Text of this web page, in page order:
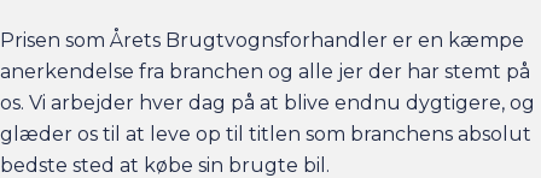
Prisen som Årets Brugtvognsforhandler er en kæmpe
anerkendelse fra branchen og alle jer der har stemt på
os. Vi arbejder hver dag på at blive endnu dygtigere, og
glæder os til at leve op til titlen som branchens absolut
bedste sted at købe sin brugte bil.